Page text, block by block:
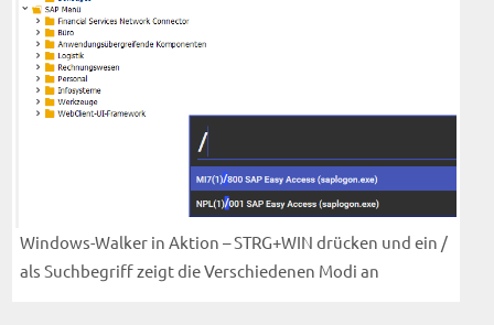
Windows-Walker in Aktion – STRG+WIN drücken und ein /
als Suchbegriff zeigt die Verschiedenen Modi an